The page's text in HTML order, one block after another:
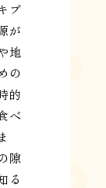
ブ
が
地
の
的
べ
隙
る